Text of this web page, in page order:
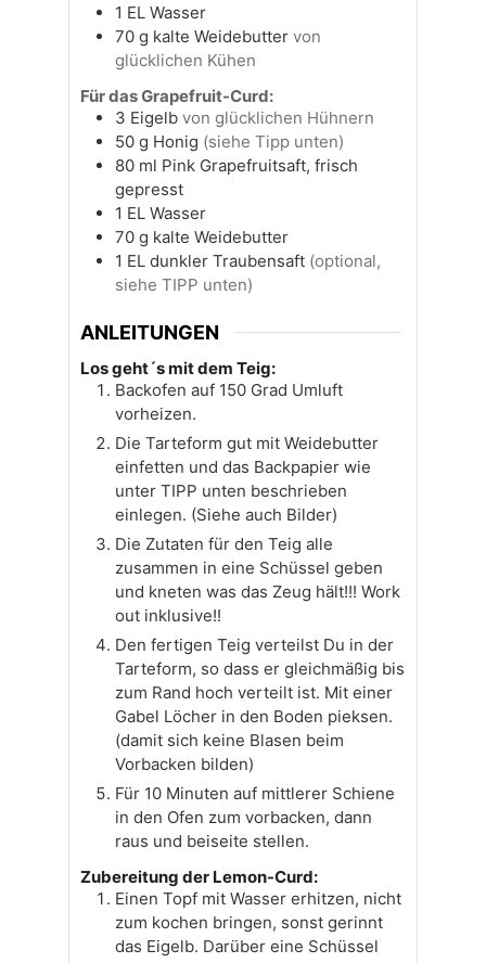
1 EL Wasser
70 g kalte Weidebutter von
glücklichen Kühen
Für das Grapefruit-Curd:
3 Eigelb von glücklichen Hühnern
50 g Honig (siehe Tipp unten)
80 ml Pink Grapefruitsaft, frisch
gepresst
1 EL Wasser
70 g kalte Weidebutter
1 EL dunkler Traubensaft (optional,
siehe TIPP unten)
ANLEITUNGEN
Los geht´s mit dem Teig:
Backofen auf 150 Grad Umluft
vorheizen.
Die Tarteform gut mit Weidebutter
einfetten und das Backpapier wie
unter TIPP unten beschrieben
einlegen. (Siehe auch Bilder)
Die Zutaten für den Teig alle
zusammen in eine Schüssel geben
und kneten was das Zeug hält!!! Work
out inklusive!!
Den fertigen Teig verteilst Du in der
Tarteform, so dass er gleichmäßig bis
zum Rand hoch verteilt ist. Mit einer
Gabel Löcher in den Boden pieksen.
(damit sich keine Blasen beim
Vorbacken bilden)
Für 10 Minuten auf mittlerer Schiene
in den Ofen zum vorbacken, dann
raus und beiseite stellen.
Zubereitung der Lemon-Curd:
Einen Topf mit Wasser erhitzen, nicht
zum kochen bringen, sonst gerinnt
das Eigelb. Darüber eine Schüssel